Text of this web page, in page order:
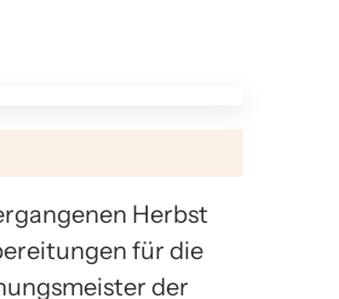
Herbst
für die
der